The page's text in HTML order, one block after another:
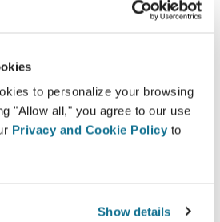
to personalize your browsing
"Allow all," you agree to our use
Privacy and Cookie Policy to
Show details
entre médicos e pacientes. A
aumento de mama e de face,